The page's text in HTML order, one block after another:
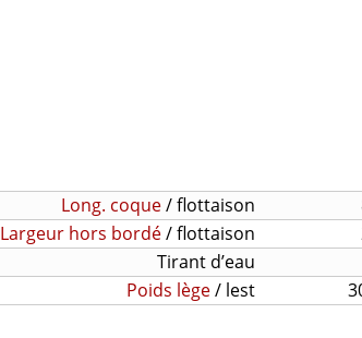
Long. coque/ flottaison
Largeur hors bordé/ flottaison
Tirant d’eau
Poids lège/ lest